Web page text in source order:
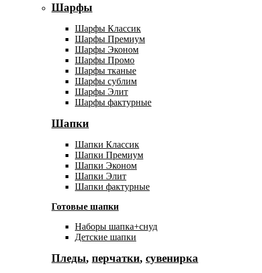
Шарфы
Шарфы Классик
Шарфы Премиум
Шарфы Эконом
Шарфы Промо
Шарфы тканые
Шарфы сублим
Шарфы Элит
Шарфы фактурные
Шапки
Шапки Классик
Шапки Премиум
Шапки Эконом
Шапки Элит
Шапки фактурные
Готовые шапки
Наборы шапка+снуд
Детские шапки
Пледы, перчатки, сувенирка